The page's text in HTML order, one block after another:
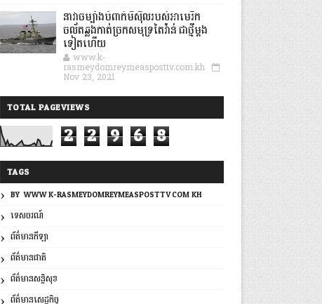
នាវាចម្បាំងបំពាក់មីស៊ីលរបស់អាមេរិក
ចល័តឆ្លងកាត់ច្រកសមុទ្រតៃវ៉ាន់ ជាថ្មីម្តង
ទៀតហើយ
www.k-
rasmeydomreymeasposttv.com.kh
Nov 23, 2021
TOTAL PAGEVIEWS
2 2 9 6 8
TAGS
BY: WWW.K-RASMEYDOMREYMEASPOSTTV.COM.KH
ទេសចរណ៍
ព័ត៌មានកីឡា
ព័ត៌មានជាតិ
ព័ត៌មានសន្តិសុខ
ព័ត៌មានសេដ្ឋកិច្ច